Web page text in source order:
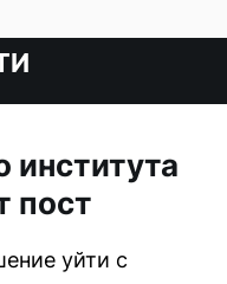
института
пост
уйти с